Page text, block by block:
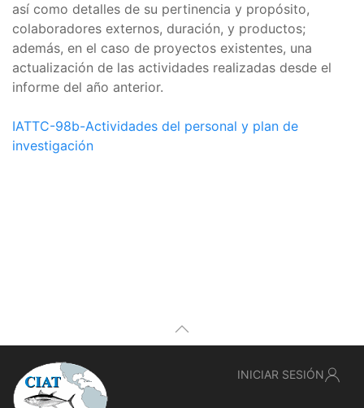
así como detalles de su pertinencia y propósito,
colaboradores externos, duración, y productos;
además, en el caso de proyectos existentes, una
actualización de las actividades realizadas desde el
informe del año anterior.
IATTC-98b-Actividades del personal y plan de
investigación
INICIAR SESIÓN